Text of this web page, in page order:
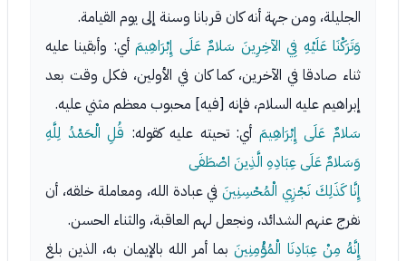
الجليلة، ومن جهة أنه كان قربانا وسنة إلى يوم القيامة.
وَتَرَكْنَا عَلَيْهِ فِي الآخِرِينَ سَلامٌ عَلَى إِبْرَاهِيمَأي: وأبقينا عليه
ثناء صادقا في الآخرين، كما كان في الأولين، فكل وقت بعد
إبراهيم عليه السلام، فإنه [فيه] محبوب معظم مثني عليه.
سَلامٌ عَلَى إِبْرَاهِيمَ أي: تحيته عليه كقوله: قُلِ الْحَمْدُ لِلَّهِ
وَسَلامٌ عَلَى عِبَادِهِ الَّذِينَ اصْطَفَى
إِنَّا كَذَلِكَ نَجْزِي الْمُحْسِنِينَفي عبادة الله، ومعاملة خلقه، أن
نفرج عنهم الشدائد، ونجعل لهم العاقبة، والثناء الحسن.
إِنَّهُ مِنْ عِبَادِنَا الْمُؤْمِنِينَبما أمر الله بالإيمان به، الذين بلغ